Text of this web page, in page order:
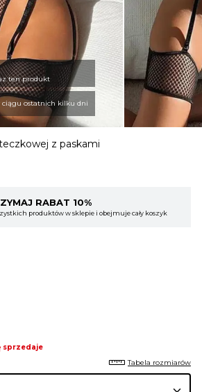
ten produkt
ciągu ostatnich kilku dni
z paskami
KUP 4 OTRZYMAJ RABAT 15%
Rabat dotyczy wszystkich produktów w sklepie i
sprzedaje
Tabela rozmiarów